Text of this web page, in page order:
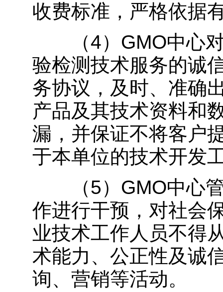
收费标准，严格依据
（4）GMO中心对
验检测技术服务的诚
务协议，及时、准确
产品及其技术资料和
漏，并保证不将客户
于本单位的技术开发
（5）GMO中心管
作进行干预，对社会
业技术工作人员不得
术能力、公正性及诚
询、营销等活动。